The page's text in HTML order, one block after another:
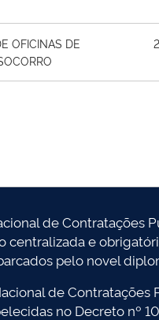
OFICINAS DE
de Contratações
e
pelo novel
de Contratações
no Decreto nº